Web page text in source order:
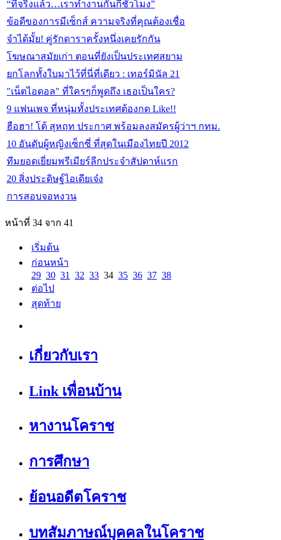
“ที่จริงแล้ว…เราทำงานกันกี่ชั่วโมง”
ข้อดีของการมีเซ็กส์ ความจริงที่คุณต้องเชื่อ
จำได้มั้ย! คู่รักดาราครั้งหนึ่งเคยรักกัน
โฆษณาสมัยเก่า ตอนที่ยังเป็นประเทศสยาม
ยกโลกทั้งใบมาไว้ที่นี่ที่เดียว : เทอร์มินัล 21
"เน็ตไอดอล" ที่ใครๆก็พูดถึง เธอเป็นใคร?
9 แฟนเพจ ที่หนุ่มทั้งประเทศต้องกด Like!!
ฮือฮา! โต้ สุหฤท ประกาศ พร้อมลงสมัครผู้ว่าฯ กทม.
10 อันดับผู้หญิงเซ็กซี่ ที่สุดในเมืองไทยปี 2012
ทีมยอดเยี่ยมพรีเมียร์ลีกประจำสัปดาห์แรก
20 สิ่งประดิษฐ์ไอเดียเจ๋ง
การสอบจอหงวน
หน้าที่ 34 จาก 41
เริ่มต้น
ก่อนหน้า
29 30 31 32 33 34 35 36 37 38
ต่อไป
สุดท้าย
เกี่ยวกับเรา
Link เพื่อนบ้าน
หางานโคราช
การศึกษา
ย้อนอดีตโคราช
บทสัมภาษณ์บุคคลในโคราช